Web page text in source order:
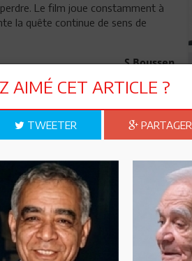
Le film joue constamment à
la quête continue de sens de
S.Boussen
VOS AMIS !
ABONNEZ-VOUS
AIMÉ CET ARTICLE ?
TWEETER PARTAGER